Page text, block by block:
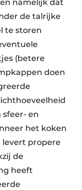
namelijk dat
de talrijke
te storen
(betere
doen
en
het koken
levert propere
de
heeft